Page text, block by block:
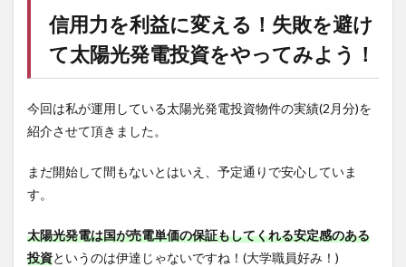
信用力を利益に変える！失敗を避け
て太陽光発電投資をやってみよう！
今回は私が運用している太陽光発電投資物件の実績(2月分)を
紹介させて頂きました。
まだ開始して間もないとはいえ、予定通りで安心していま
す。
太陽光発電は国が売電単価の保証もしてくれる安定感のある
投資というのは伊達じゃないですね！(大学職員好み！)